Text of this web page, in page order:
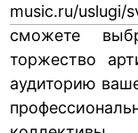
music.ru/uslugi/
сможете
торжество
аудиторию